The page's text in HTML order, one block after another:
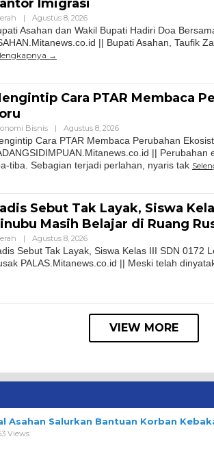
Imigrasi
| Agustus 8, 2026
Asahan dan Wakil Bupati Hadiri Doa
|| Bupati Asahan, Taufik
Cara PTAR Membaca
Bisnis | Agustus 8, 2026
Cara PTAR Membaca Perubahan
||
tiba. Sebagian terjadi perlahan, nyaris tak
Sebut Tak Layak, Siswa
Masih Belajar di Ruang
| Agustus 8, 2026
Sebut Tak Layak, Siswa Kelas III SDN 0172
PALAS.Mitanews.co.id || Meski telah
VIEW MORE
Asahan Salurkan Bantuan Korban
Views